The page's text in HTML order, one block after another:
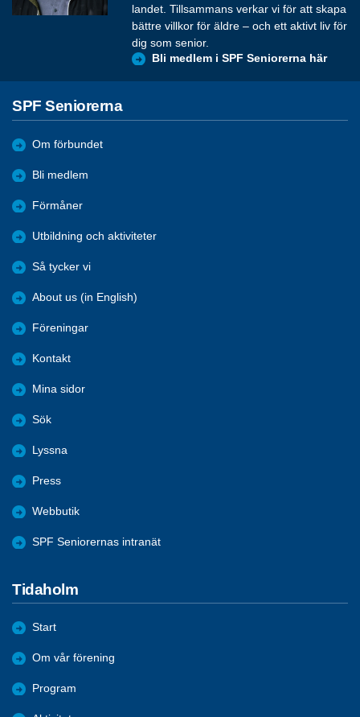
landet. Tillsammans verkar vi för att skapa
bättre villkor för äldre – och ett aktivt liv för
dig som senior.
Bli medlem i SPF Seniorerna här
SPF Seniorerna
Om förbundet
Bli medlem
Förmåner
Utbildning och aktiviteter
Så tycker vi
About us (in English)
Föreningar
Kontakt
Mina sidor
Sök
Lyssna
Press
Webbutik
SPF Seniorernas intranät
Tidaholm
Start
Om vår förening
Program